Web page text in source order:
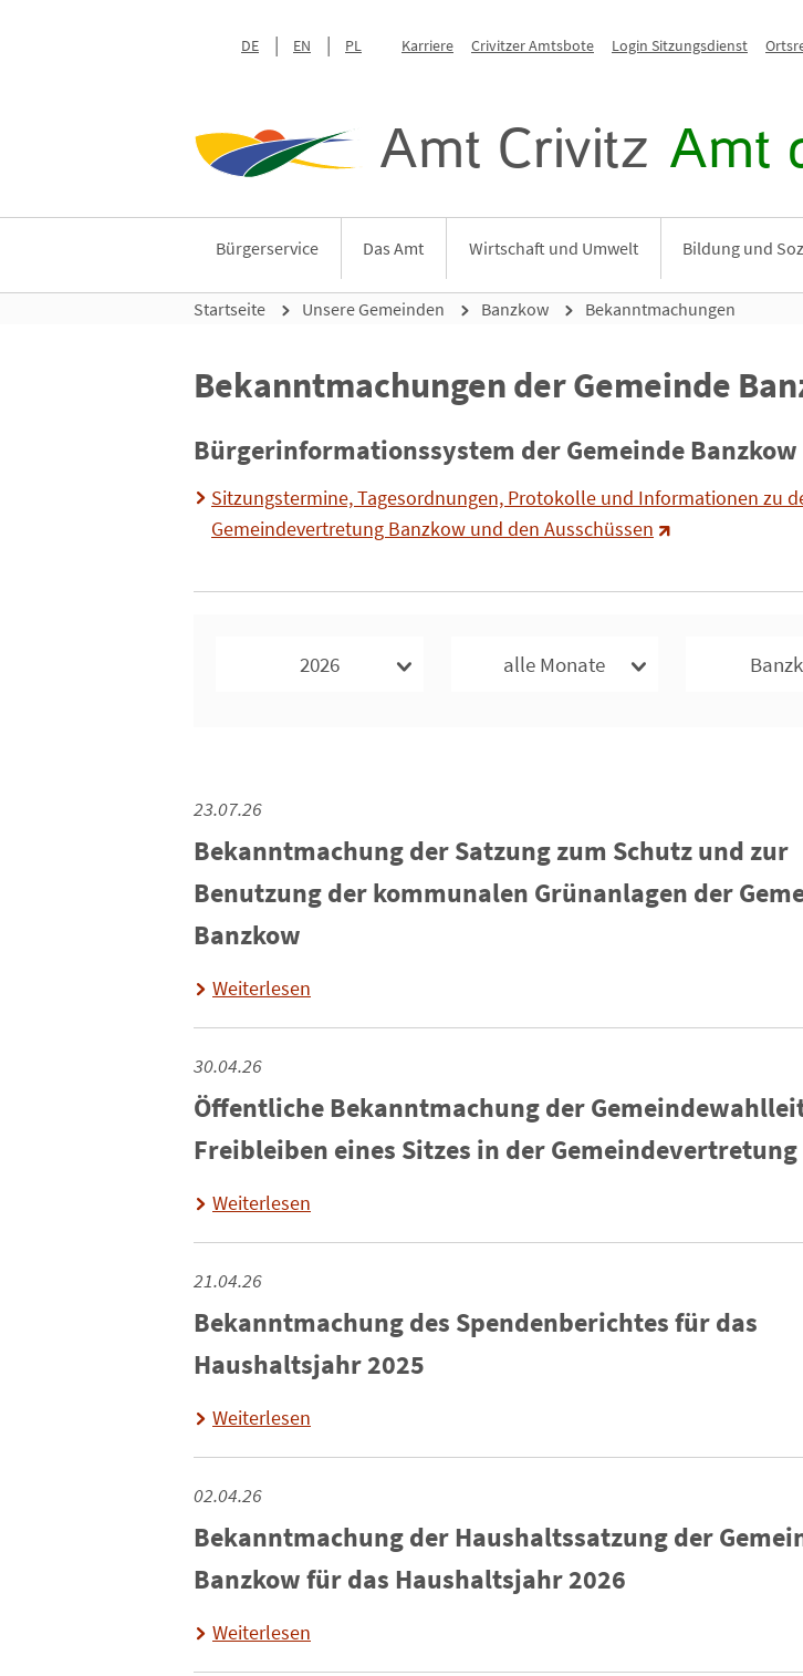
DE EN PL Karriere Crivitzer Amtsbote Login Sitzungsdienst
Amt Crivitz Amt
Bürgerservice Das Amt Wirtschaft und Umwelt Bildung und
Startseite Unsere Gemeinden Banzkow Bekanntmachungen
Bekanntmachungen der Gemeinde
Bürgerinformationssystem der Gemeinde Banzkow
Sitzungstermine, Tagesordnungen, Protokolle und Informationen zu
Gemeindevertretung Banzkow und den Ausschüssen
2026 alle Monate
23.07.26
Bekanntmachung der Satzung zum Schutz und zur
Benutzung der kommunalen Grünanlagen der
Banzkow
Weiterlesen
30.04.26
Öffentliche Bekanntmachung der
Freibleiben eines Sitzes in der
Weiterlesen
21.04.26
Bekanntmachung des Spendenberichtes für das
Haushaltsjahr 2025
Weiterlesen
02.04.26
Bekanntmachung der Haushaltssatzung der
Banzkow für das Haushaltsjahr 2026
Weiterlesen